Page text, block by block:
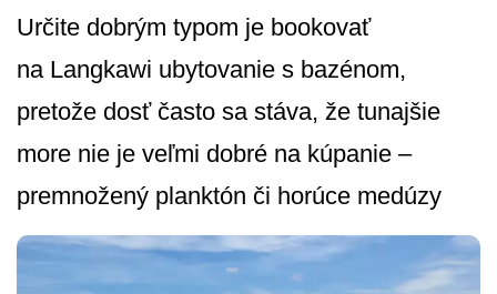
Určite dobrým typom je bookovať
na Langkawi ubytovanie s bazénom,
pretože dosť často sa stáva, že tunajšie
more nie je veľmi dobré na kúpanie –
premnožený planktón či horúce medúzy